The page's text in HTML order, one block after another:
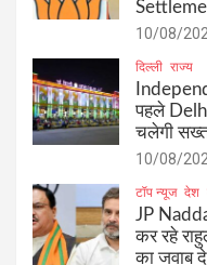
10/08/
दिल्ली राज्य
पहले
चलेगी
10/08/
टॉप न्यूज देश
JP
कर रहे
का जवाब